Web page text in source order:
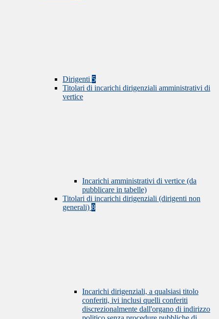
Dirigenti 5
Titolari di incarichi dirigenziali amministrativi di
vertice
Incarichi amministrativi di vertice (da
pubblicare in tabelle)
Titolari di incarichi dirigenziali (dirigenti non
generali) 8
Incarichi dirigenziali, a qualsiasi titolo
conferiti, ivi inclusi quelli conferiti
discrezionalmente dall'organo di indirizzo